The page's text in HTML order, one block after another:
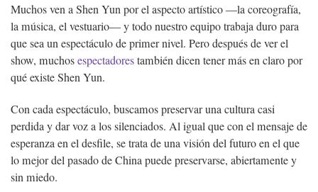
Muchos ven a Shen Yun por el aspecto artístico —la coreografía,
la música, el vestuario— y todo nuestro equipo trabaja duro para
que sea un espectáculo de primer nivel. Pero después de ver el
show, muchosespectadorestambién dicen tener más en claro por
qué existe Shen Yun.
Con cada espectáculo, buscamos preservar una cultura casi
perdida y dar voz a los silenciados. Al igual que con el mensaje de
esperanza en el desfile, se trata de una visión del futuro en el que
lo mejor del pasado de China puede preservarse, abiertamente y
sin miedo.